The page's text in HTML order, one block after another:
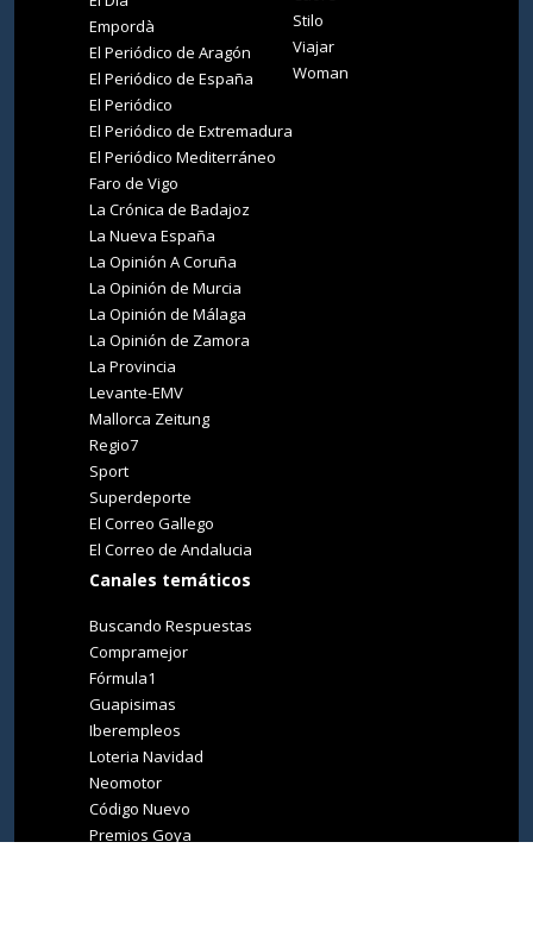
Empordà
El Periódico de Aragón
El Periódico de España
El Periódico
El Periódico de Extremadura
El Periódico Mediterráneo
Faro de Vigo
La Crónica de Badajoz
La Nueva España
La Opinión A Coruña
La Opinión de Murcia
La Opinión de Málaga
La Opinión de Zamora
La Provincia
Levante-EMV
Mallorca Zeitung
Regio7
Sport
Superdeporte
El Correo Gallego
El Correo de Andalucia
Canales temáticos
Buscando Respuestas
Compramejor
Fórmula1
Guapisimas
Iberempleos
Loteria Navidad
Neomotor
Código Nuevo
Premios Goya
Stilo
Viajar
Woman